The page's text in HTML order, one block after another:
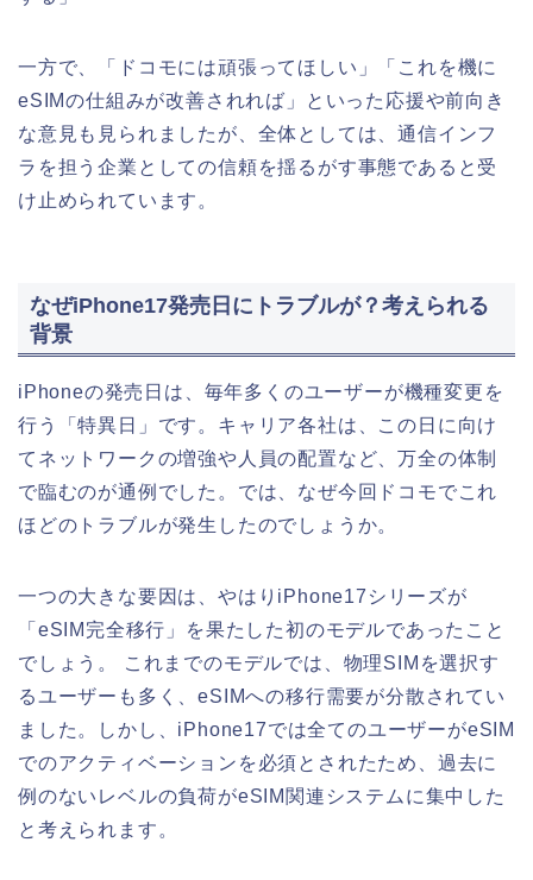
一方で、「ドコモには頑張ってほしい」「これを機に
eSIMの仕組みが改善されれば」といった応援や前向き
な意見も見られましたが、全体としては、通信インフ
ラを担う企業としての信頼を揺るがす事態であると受
け止められています。
なぜiPhone17発売日にトラブルが？考えられる
背景
iPhoneの発売日は、毎年多くのユーザーが機種変更を
行う「特異日」です。キャリア各社は、この日に向け
てネットワークの増強や人員の配置など、万全の体制
で臨むのが通例でした。では、なぜ今回ドコモでこれ
ほどのトラブルが発生したのでしょうか。
一つの大きな要因は、やはりiPhone17シリーズが
「eSIM完全移行」を果たした初のモデルであったこと
でしょう。 これまでのモデルでは、物理SIMを選択す
るユーザーも多く、eSIMへの移行需要が分散されてい
ました。しかし、iPhone17では全てのユーザーがeSIM
でのアクティベーションを必須とされたため、過去に
例のないレベルの負荷がeSIM関連システムに集中した
と考えられます。